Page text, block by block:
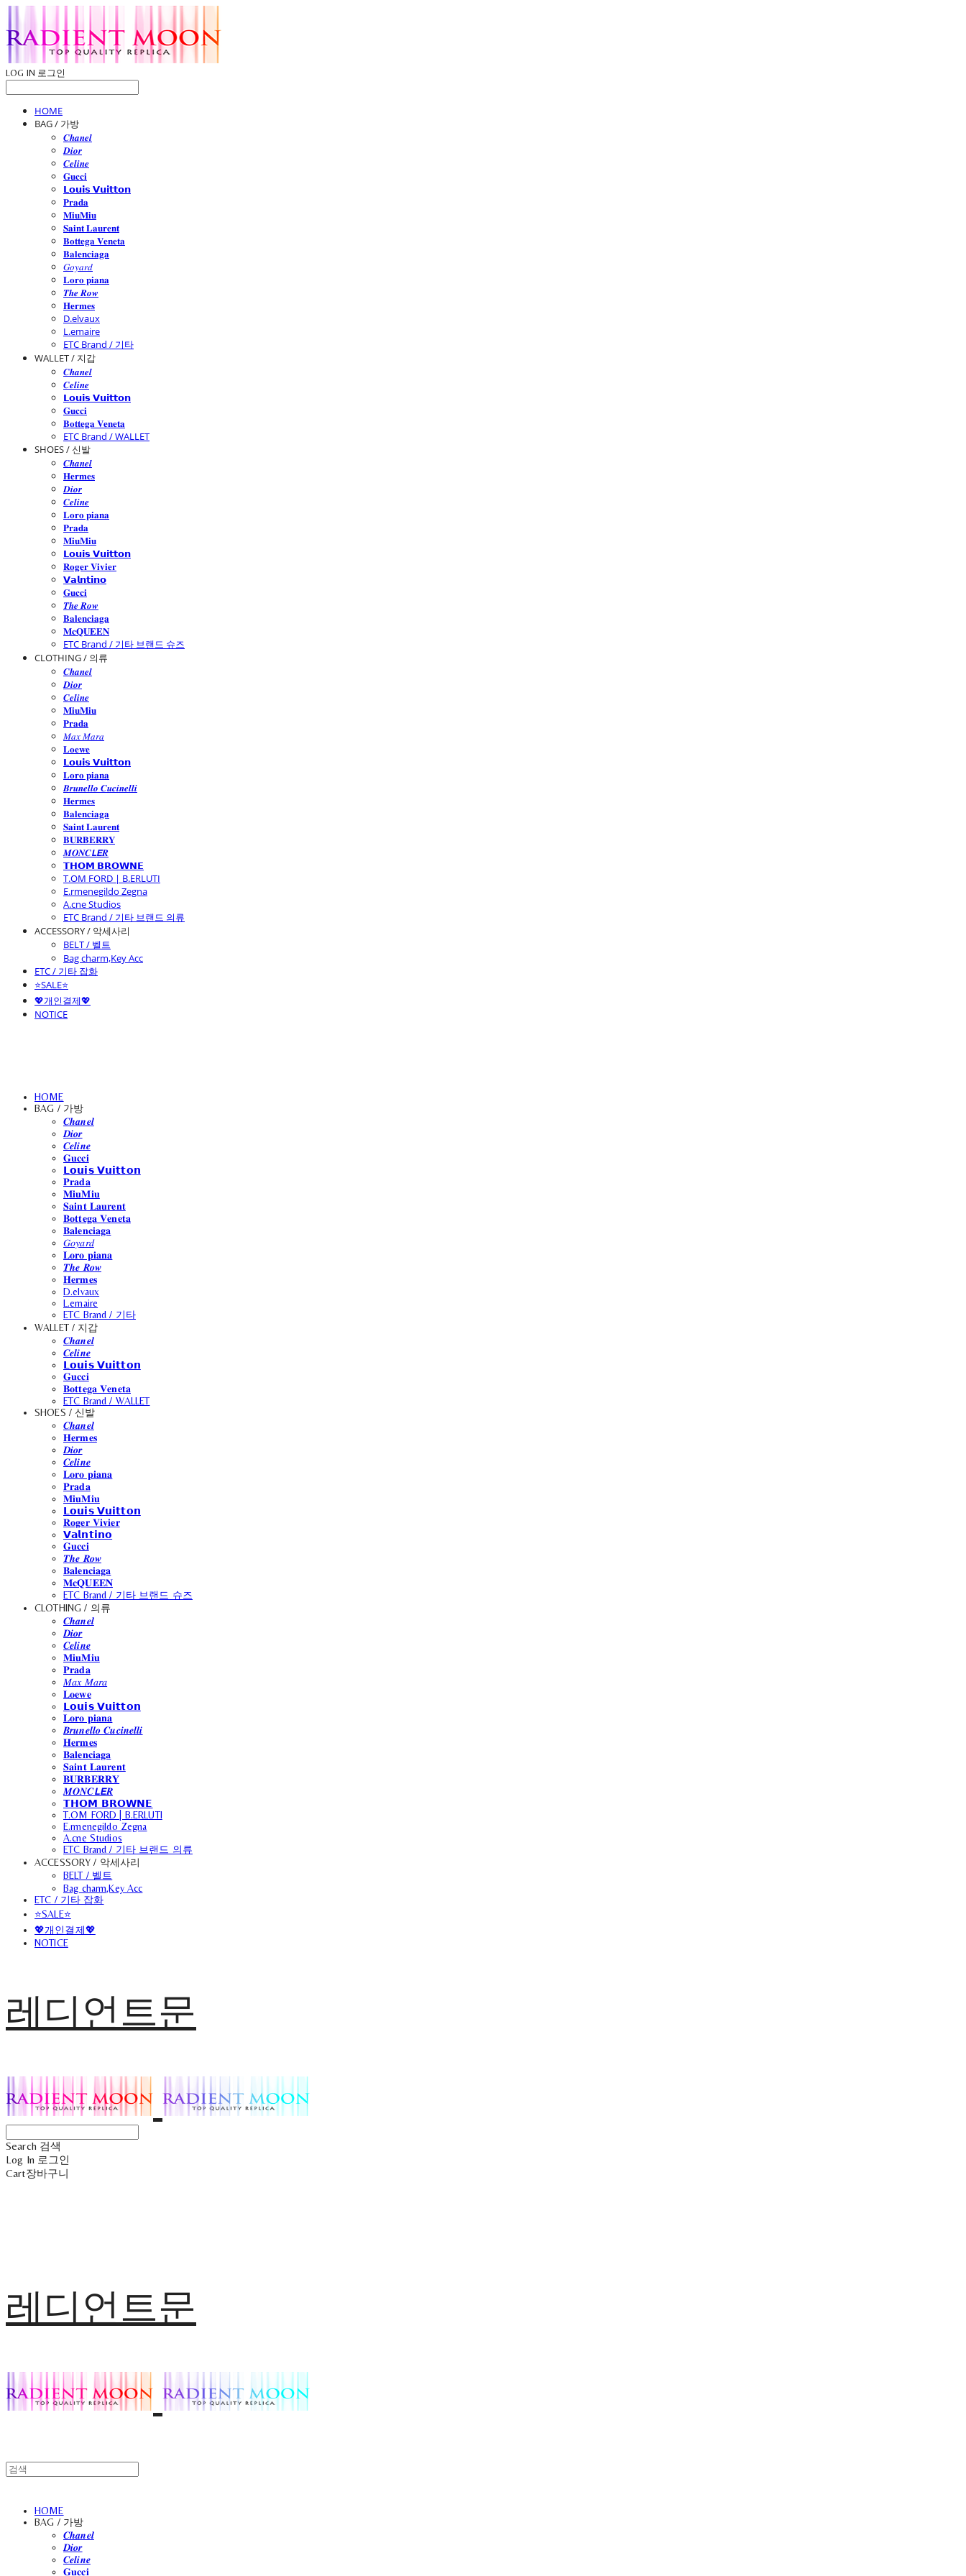
LOG IN 로그인
HOME
BAG / 가방
𝑪𝒉𝒂𝒏𝒆𝒍
𝑫𝒊𝒐𝒓
𝑪𝒆𝒍𝒊𝒏𝒆
𝐆𝐮𝐜𝐜𝐢
𝗟𝗼𝘂𝗶𝘀 𝗩𝘂𝗶𝘁𝘁𝗼𝗻
𝐏𝐫𝐚𝐝𝐚
𝐌𝐢𝐮𝐌𝐢𝐮
𝐒𝐚𝐢𝐧𝐭 𝐋𝐚𝐮𝐫𝐞𝐧𝐭
𝐁𝐨𝐭𝐭𝐞𝐠𝐚 𝐕𝐞𝐧𝐞𝐭𝐚
𝐁𝐚𝐥𝐞𝐧𝐜𝐢𝐚𝐠𝐚
𝐺𝑜𝑦𝑎𝑟𝑑
𝐋𝐨𝐫𝐨 𝐩𝐢𝐚𝐧𝐚
𝑻𝒉𝒆 𝑹𝒐𝒘
𝐇𝐞𝐫𝐦𝐞𝐬
D.elvaux
L.emaire
ETC Brand / 기타
WALLET / 지갑
𝑪𝒉𝒂𝒏𝒆𝒍
𝑪𝒆𝒍𝒊𝒏𝒆
𝗟𝗼𝘂𝗶𝘀 𝗩𝘂𝗶𝘁𝘁𝗼𝗻
𝐆𝐮𝐜𝐜𝐢
𝐁𝐨𝐭𝐭𝐞𝐠𝐚 𝐕𝐞𝐧𝐞𝐭𝐚
ETC Brand / WALLET
SHOES / 신발
𝑪𝒉𝒂𝒏𝒆𝒍
𝐇𝐞𝐫𝐦𝐞𝐬
𝑫𝒊𝒐𝒓
𝑪𝒆𝒍𝒊𝒏𝒆
𝐋𝐨𝐫𝐨 𝐩𝐢𝐚𝐧𝐚
𝐏𝐫𝐚𝐝𝐚
𝐌𝐢𝐮𝐌𝐢𝐮
𝗟𝗼𝘂𝗶𝘀 𝗩𝘂𝗶𝘁𝘁𝗼𝗻
𝐑𝐨𝐠𝐞𝐫 𝐕𝐢𝐯𝐢𝐞𝐫
𝗩𝗮𝗹𝗻𝘁𝗶𝗻𝗼
𝐆𝐮𝐜𝐜𝐢
𝑻𝒉𝒆 𝑹𝒐𝒘
𝐁𝐚𝐥𝐞𝐧𝐜𝐢𝐚𝐠𝐚
𝐌𝐜𝐐𝐔𝐄𝐄𝐍
ETC Brand / 기타 브랜드 슈즈
CLOTHING / 의류
𝑪𝒉𝒂𝒏𝒆𝒍
𝑫𝒊𝒐𝒓
𝑪𝒆𝒍𝒊𝒏𝒆
𝐌𝐢𝐮𝐌𝐢𝐮
𝐏𝐫𝐚𝐝𝐚
𝑀𝑎𝑥 𝑀𝑎𝑟𝑎
𝐋𝐨𝐞𝐰𝐞
𝗟𝗼𝘂𝗶𝘀 𝗩𝘂𝗶𝘁𝘁𝗼𝗻
𝐋𝐨𝐫𝐨 𝐩𝐢𝐚𝐧𝐚
𝑩𝒓𝒖𝒏𝒆𝒍𝒍𝒐 𝑪𝒖𝒄𝒊𝒏𝒆𝒍𝒍𝒊
𝐇𝐞𝐫𝐦𝐞𝐬
𝐁𝐚𝐥𝐞𝐧𝐜𝐢𝐚𝐠𝐚
𝐒𝐚𝐢𝐧𝐭 𝐋𝐚𝐮𝐫𝐞𝐧𝐭
𝐁𝐔𝐑𝐁𝐄𝐑𝐑𝐘
𝑴𝑶𝑵𝑪𝙇𝙀𝑹
𝗧𝗛𝗢𝗠 𝗕𝗥𝗢𝗪𝗡𝗘
T.OM FORD | B.ERLUTI
E.rmenegildo Zegna
A.cne Studios
ETC Brand / 기타 브랜드 의류
ACCESSORY / 악세사리
BELT / 벨트
Bag charm,Key Acc
ETC / 기타 잡화
⭐SALE⭐
💖개인결제💖
NOTICE
HOME
BAG / 가방
𝑪𝒉𝒂𝒏𝒆𝒍
𝑫𝒊𝒐𝒓
𝑪𝒆𝒍𝒊𝒏𝒆
𝐆𝐮𝐜𝐜𝐢
𝗟𝗼𝘂𝗶𝘀 𝗩𝘂𝗶𝘁𝘁𝗼𝗻
𝐏𝐫𝐚𝐝𝐚
𝐌𝐢𝐮𝐌𝐢𝐮
𝐒𝐚𝐢𝐧𝐭 𝐋𝐚𝐮𝐫𝐞𝐧𝐭
𝐁𝐨𝐭𝐭𝐞𝐠𝐚 𝐕𝐞𝐧𝐞𝐭𝐚
𝐁𝐚𝐥𝐞𝐧𝐜𝐢𝐚𝐠𝐚
𝐺𝑜𝑦𝑎𝑟𝑑
𝐋𝐨𝐫𝐨 𝐩𝐢𝐚𝐧𝐚
𝑻𝒉𝒆 𝑹𝒐𝒘
𝐇𝐞𝐫𝐦𝐞𝐬
D.elvaux
L.emaire
ETC Brand / 기타
WALLET / 지갑
𝑪𝒉𝒂𝒏𝒆𝒍
𝑪𝒆𝒍𝒊𝒏𝒆
𝗟𝗼𝘂𝗶𝘀 𝗩𝘂𝗶𝘁𝘁𝗼𝗻
𝐆𝐮𝐜𝐜𝐢
𝐁𝐨𝐭𝐭𝐞𝐠𝐚 𝐕𝐞𝐧𝐞𝐭𝐚
ETC Brand / WALLET
SHOES / 신발
𝑪𝒉𝒂𝒏𝒆𝒍
𝐇𝐞𝐫𝐦𝐞𝐬
𝑫𝒊𝒐𝒓
𝑪𝒆𝒍𝒊𝒏𝒆
𝐋𝐨𝐫𝐨 𝐩𝐢𝐚𝐧𝐚
𝐏𝐫𝐚𝐝𝐚
𝐌𝐢𝐮𝐌𝐢𝐮
𝗟𝗼𝘂𝗶𝘀 𝗩𝘂𝗶𝘁𝘁𝗼𝗻
𝐑𝐨𝐠𝐞𝐫 𝐕𝐢𝐯𝐢𝐞𝐫
𝗩𝗮𝗹𝗻𝘁𝗶𝗻𝗼
𝐆𝐮𝐜𝐜𝐢
𝑻𝒉𝒆 𝑹𝒐𝒘
𝐁𝐚𝐥𝐞𝐧𝐜𝐢𝐚𝐠𝐚
𝐌𝐜𝐐𝐔𝐄𝐄𝐍
ETC Brand / 기타 브랜드 슈즈
CLOTHING / 의류
𝑪𝒉𝒂𝒏𝒆𝒍
𝑫𝒊𝒐𝒓
𝑪𝒆𝒍𝒊𝒏𝒆
𝐌𝐢𝐮𝐌𝐢𝐮
𝐏𝐫𝐚𝐝𝐚
𝑀𝑎𝑥 𝑀𝑎𝑟𝑎
𝐋𝐨𝐞𝐰𝐞
𝗟𝗼𝘂𝗶𝘀 𝗩𝘂𝗶𝘁𝘁𝗼𝗻
𝐋𝐨𝐫𝐨 𝐩𝐢𝐚𝐧𝐚
𝑩𝒓𝒖𝒏𝒆𝒍𝒍𝒐 𝑪𝒖𝒄𝒊𝒏𝒆𝒍𝒍𝒊
𝐇𝐞𝐫𝐦𝐞𝐬
𝐁𝐚𝐥𝐞𝐧𝐜𝐢𝐚𝐠𝐚
𝐒𝐚𝐢𝐧𝐭 𝐋𝐚𝐮𝐫𝐞𝐧𝐭
𝐁𝐔𝐑𝐁𝐄𝐑𝐑𝐘
𝑴𝑶𝑵𝑪𝙇𝙀𝑹
𝗧𝗛𝗢𝗠 𝗕𝗥𝗢𝗪𝗡𝗘
T.OM FORD | B.ERLUTI
E.rmenegildo Zegna
A.cne Studios
ETC Brand / 기타 브랜드 의류
ACCESSORY / 악세사리
BELT / 벨트
Bag charm,Key Acc
ETC / 기타 잡화
⭐SALE⭐
💖개인결제💖
NOTICE
레디언트문
Search 검색
Log In 로그인
Cart장바구니
레디언트문
HOME
BAG / 가방
𝑪𝒉𝒂𝒏𝒆𝒍
𝑫𝒊𝒐𝒓
𝑪𝒆𝒍𝒊𝒏𝒆
𝐆𝐮𝐜𝐜𝐢